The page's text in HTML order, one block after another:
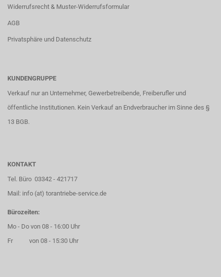
Widerrufsrecht & Muster-Widerrufsformular
AGB
Privatsphäre und Datenschutz
KUNDENGRUPPE
Verkauf nur an Unternehmer, Gewerbetreibende, Freiberufler und
öffentliche Institutionen. Kein Verkauf an Endverbraucher im Sinne des §
13 BGB.
KONTAKT
Tel. Büro 03342 - 421717
Mail: info (at) torantriebe-service.de
Bürozeiten:
Mo - Do von 08 - 16:00 Uhr
Fr von 08 - 15:30 Uhr